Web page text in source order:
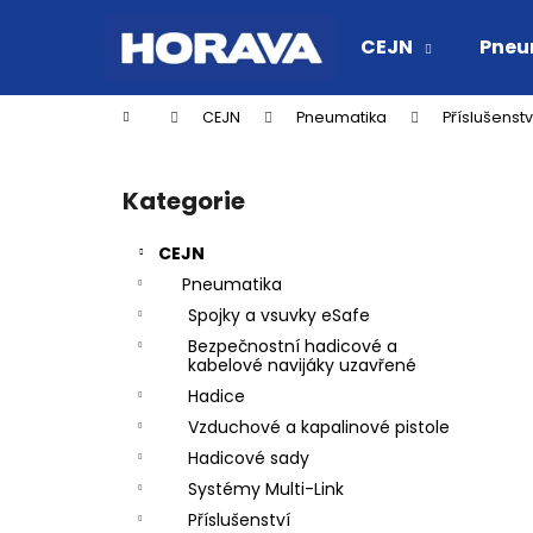
CEJN
Domů CEJN Pneumatika
Přeskočit
kategorie
Kategorie
CEJN
Pneumatika
Spojky a vsuvky eSafe
Bezpečnostní hadicové a
kabelové navijáky uzavřené
Hadice
Vzduchové a kapalinové pistole
Hadicové sady
Systémy Multi-Link
Příslušenství
í
Zpět
do
Zpět
do
RYCHLOSPOJKA ESAFE R 1/2" VNĚJŠÍ